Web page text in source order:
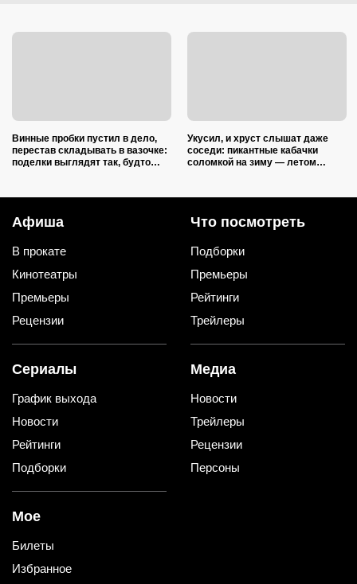
Винные пробки пустил в дело,
перестав складывать в вазочке:
поделки выглядят так, будто
Укусил, и хруст слышат даже
соседи: пикантные кабачки
соломкой на зиму — летом
Афиша
В прокате
Кинотеатры
Премьеры
Рецензии
Что посмотреть
Подборки
Премьеры
Рейтинги
Трейлеры
Сериалы
График выхода
Новости
Рейтинги
Подборки
Медиа
Новости
Трейлеры
Рецензии
Персоны
Мое
Билеты
Избранное